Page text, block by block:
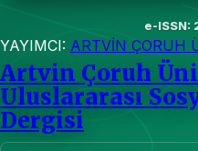
e-ISSN:
YAYIMCI: ARTVİN ÇORUH
Artvin Çoruh
Uluslararası
Dergisi